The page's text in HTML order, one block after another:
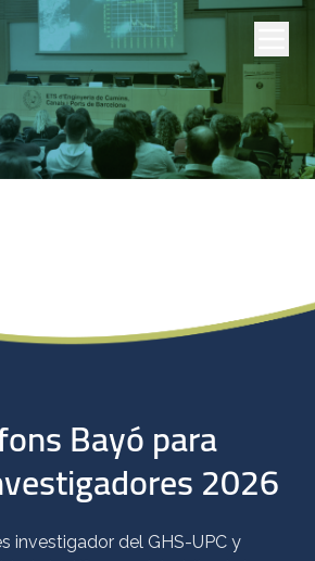
Bayó para
2026
investigador del GHS-UPC y